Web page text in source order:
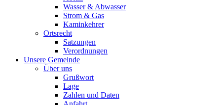
Wasser & Abwasser
Strom & Gas
Kaminkehrer
Ortsrecht
Satzungen
Verordnungen
Unsere Gemeinde
Über uns
Grußwort
Lage
Zahlen und Daten